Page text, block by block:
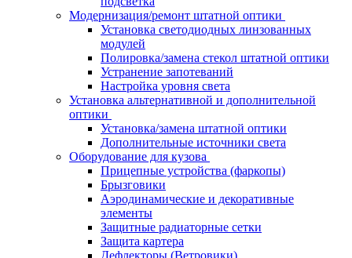
Модернизация/ремонт штатной оптики
Установка светодиодных линзованных
модулей
Полировка/замена стекол штатной оптики
Устранение запотеваний
Настройка уровня света
Установка альтернативной и дополнительной
оптики
Установка/замена штатной оптики
Дополнительные источники света
Оборудование для кузова
Прицепные устройства (фаркопы)
Брызговики
Аэродинамические и декоративные
элементы
Защитные радиаторные сетки
Защита картера